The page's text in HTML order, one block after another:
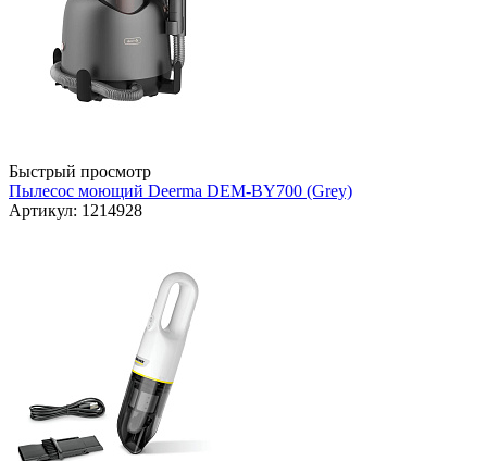
Быстрый просмотр
Пылесос моющий Deerma DEM-BY700 (Grey)
Артикул: 1214928